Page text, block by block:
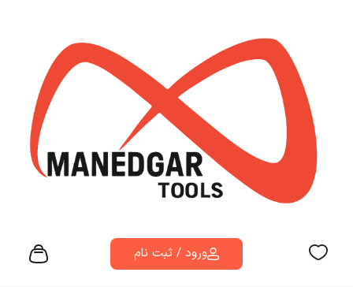
ورود / ثبت نام